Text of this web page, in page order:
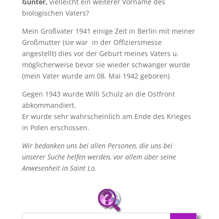
biologischen Vaters?
Mein Großvater 1941 einige Zeit in Berlin mit meiner
Großmutter (sie war in der Offiziersmesse
angestellt) dies vor der Geburt meines Vaters u.
möglicherweise bevor sie wieder schwanger wurde
(mein Vater wurde am 08. Mai 1942 geboren)
Gegen 1943 wurde Willi Schulz an die Ostfront
abkommandiert.
Er wurde sehr wahrscheinlich am Ende des Krieges
in Polen erschossen.
Wir bedanken uns bei allen Personen, die uns bei
unserer Suche helfen werden, vor allem über seine
Anwesenheit in Saint Lo.